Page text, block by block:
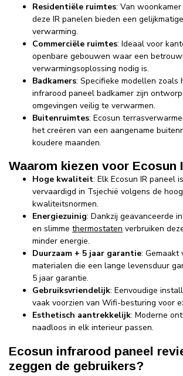
Residentiële ruimtes: Van
deze IR panelen bieden een
verwarming.
Commerciële ruimtes: Ideaal voor
openbare gebouwen waar een
verwarmingsoplossing nodig is.
Badkamers: Specifieke modellen zoals
infrarood paneel badkamer zijn
omgevingen veilig te verwarmen.
Buitenruimtes: Ecosun
het creëren van een aangename
koudere maanden.
Waarom kiezen voor Ecosun
Hoge kwaliteit: Elk Ecosun IR paneel
vervaardigd in Tsjechië volgens de
kwaliteitsnormen.
Energiezuinig: Dankzij geavanceerde
en slimme thermostaten verbruiken
minder energie.
Duurzaam + 5 jaar garantie: Gemaakt
materialen die een lange levensduur
5 jaar garantie.
Gebruiksvriendelijk: Eenvoudige
vaak voorzien van Wifi-besturing voor
Esthetisch aantrekkelijk: Moderne
naadloos in elk interieur passen.
Ecosun infrarood paneel
zeggen de gebruikers?